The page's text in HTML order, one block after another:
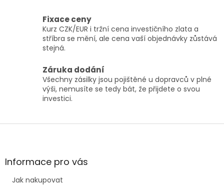
y
v
s
u
Fixace ceny
Kurz CZK/EUR i tržní cena investičního zlata a
stříbra se mění, ale cena vaší objednávky zůstává
stejná.
Záruka dodání
Všechny zásilky jsou pojištěné u dopravců v plné
výši, nemusíte se tedy bát, že přijdete o svou
investici.
Z
aInformace pro vás
Jak nakupovat